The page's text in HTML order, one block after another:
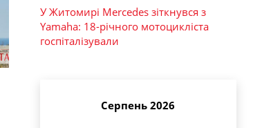
У Житомирі Mercedes зіткнувся з
Yamaha: 18-річного мотоцикліста
госпіталізували
Серпень 2026